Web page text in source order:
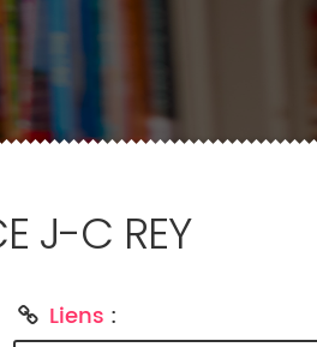
J-C REY
Liens :